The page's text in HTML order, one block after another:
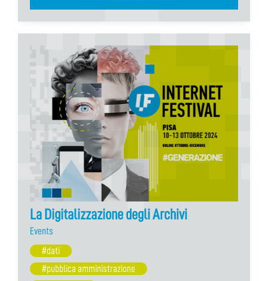
La Digitalizzazione degli Archivi
Events
#dati
#pubblica amministrazione